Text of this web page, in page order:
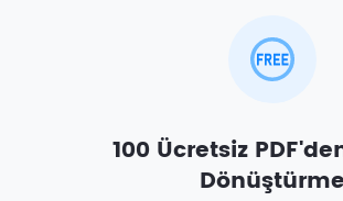
100 Ücretsiz
Dönüştürme